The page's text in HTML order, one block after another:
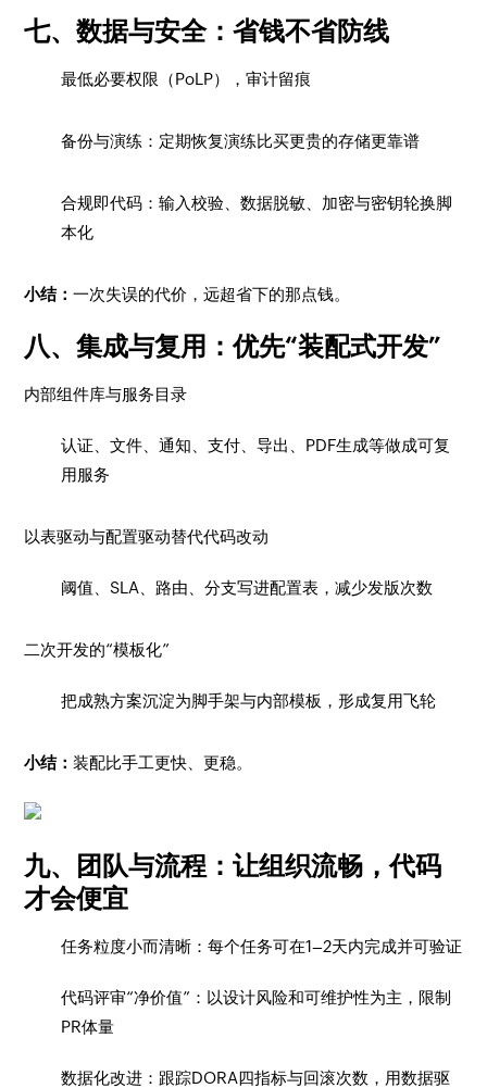
七、数据与安全：省钱不省防线
最低必要权限（PoLP），审计留痕
备份与演练：定期恢复演练比买更贵的存储更靠谱
合规即代码：输入校验、数据脱敏、加密与密钥轮换脚
本化
小结：一次失误的代价，远超省下的那点钱。
八、集成与复用：优先“装配式开发”
内部组件库与服务目录
认证、文件、通知、支付、导出、PDF生成等做成可复
用服务
以表驱动与配置驱动替代代码改动
阈值、SLA、路由、分支写进配置表，减少发版次数
二次开发的“模板化”
把成熟方案沉淀为脚手架与内部模板，形成复用飞轮
小结：装配比手工更快、更稳。
九、团队与流程：让组织流畅，代码
才会便宜
任务粒度小而清晰：每个任务可在1–2天内完成并可验证
代码评审“净价值”：以设计风险和可维护性为主，限制
PR体量
数据化改进：跟踪DORA四指标与回滚次数，用数据驱